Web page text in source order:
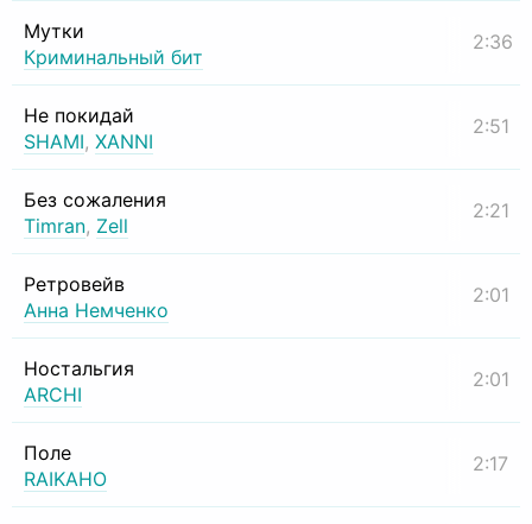
Мутки
Криминальный бит
2:36
Не покидай
SHAMI, XANNI
2:51
Без сожаления
Timran, Zell
2:21
Ретровейв
Анна Немченко
2:01
Ностальгия
ARCHI
2:01
Поле
RAIKAHO
2:17